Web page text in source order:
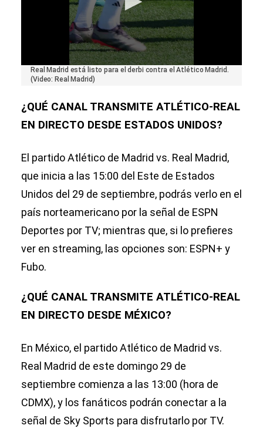
seconds
seconds
Real Madrid está listo para el derbi contra el Atlético Madrid.
(Video: Real Madrid)
¿QUÉ CANAL TRANSMITE ATLÉTICO-REAL
EN DIRECTO DESDE ESTADOS UNIDOS?
El partido Atlético de Madrid vs. Real Madrid,
que inicia a las 15:00 del Este de Estados
Unidos del 29 de septiembre, podrás verlo en el
país norteamericano por la señal de ESPN
Deportes por TV; mientras que, si lo prefieres
ver en streaming, las opciones son: ESPN+ y
Fubo.
¿QUÉ CANAL TRANSMITE ATLÉTICO-REAL
EN DIRECTO DESDE MÉXICO?
En México, el partido Atlético de Madrid vs.
Real Madrid de este domingo 29 de
septiembre comienza a las 13:00 (hora de
CDMX), y los fanáticos podrán conectar a la
señal de Sky Sports para disfrutarlo por TV.